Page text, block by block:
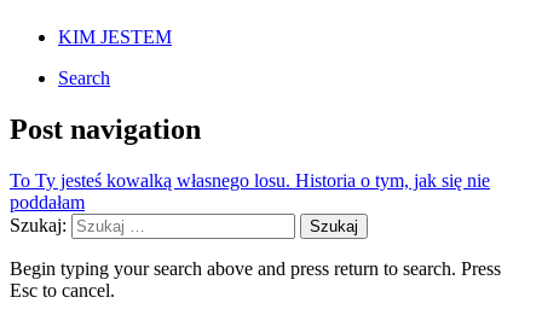
KIM JESTEM
Search
Post navigation
To Ty jesteś kowalką własnego losu. Historia o tym, jak się nie
poddałam
Szukaj:
Begin typing your search above and press return to search. Press
Esc to cancel.